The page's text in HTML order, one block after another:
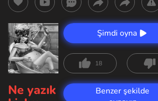
Şimdi oyna
18
Ne yazık
Benzer şekilde